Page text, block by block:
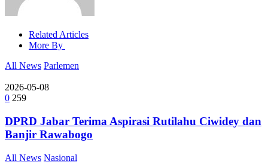
Related Articles
More By
All News Parlemen
2026-05-08
0 259
DPRD Jabar Terima Aspirasi Rutilahu Ciwidey dan
Banjir Rawabogo
All News Nasional